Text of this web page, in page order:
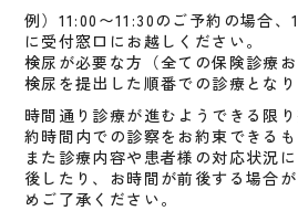
例）11:00〜11:30のご予約の場合、
に受付窓口にお越しください。
検尿が必要な方（全ての保険診療
検尿を提出した順番での診療となり
時間通り診療が進むようできる限
約時間内での診察をお約束できるも
また診療内容や患者様の対応状況
後したり、お時間が前後する場合
めご了承ください。